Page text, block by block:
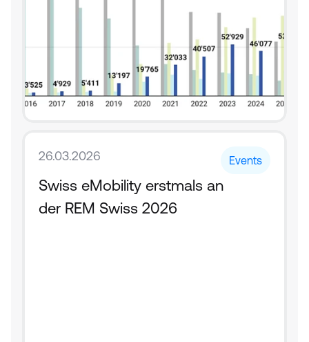
26.03.2026 Events
Swiss eMobility erstmals an
der REM Swiss 2026